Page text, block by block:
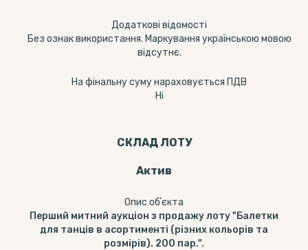
Додаткові відомості
Без ознак використання. Маркування українською мовою
відсутнє.
На фінальну суму нараховується ПДВ
Ні
СКЛАД ЛОТУ
Актив
Опис обʼєкта
Перший митний аукціон з продажу лоту "Балетки
для танців в асортименті (різних кольорів та
розмірів). 200 пар.".